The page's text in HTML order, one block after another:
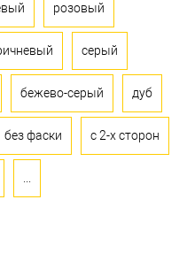
розовый
серый
бежево-серый дуб
без фаски с 2-х сторон